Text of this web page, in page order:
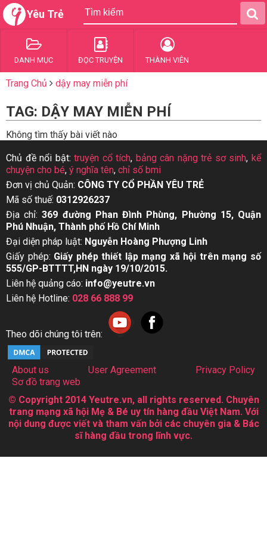
Yêu Trẻ
DANH MỤC ĐỌC TRUYỆN THÀNH VIÊN
Trang Chủ dậy may miễn phí
TAG: DẬY MAY MIỄN PHÍ
Không tìm thấy bài viết nào
Chủ đề nổi bật:truyện cổ tích, bảng cân nặng trẻ sơ sinh,kể
chuyện cho bé, ý nghĩa tên, chỉ số bmi
Đơn vị chủ Quản: CÔNG TY CỔ PHẦN YÊU TRẺ
Mã số thuế: 0312926237
Địa chỉ:369 đường Phan Đình Phùng, Phường 15, Quận
Phú Nhuận, Thành phố Hồ Chí Minh
Đại diện pháp luật: Nguyễn Hoàng Phượng Linh
Giấy phép: Giấy phép thiết lập mạng xã hội trên mạng số
555/GP-BTTTT,HN ngày 19/10/2015.
Liên hệ quảng cáo: info@yeutre.vn
Liên hệ Hotline: 028 66 888 99
Theo dõi chúng tôi trên:
About us User Agreement
Privacy Policy
Sơ đồ trang web
© Copyright 2014 Yeutre.vn, all rights reserved. Chuyên
trang mạng xã hội Mẹ & Bé uy tín hàng đầu Việt Nam. Với
nội dung được viết và tham vấn bởi các chuyên gia & Bác
sĩ hàng đầu trong lĩnh vực.